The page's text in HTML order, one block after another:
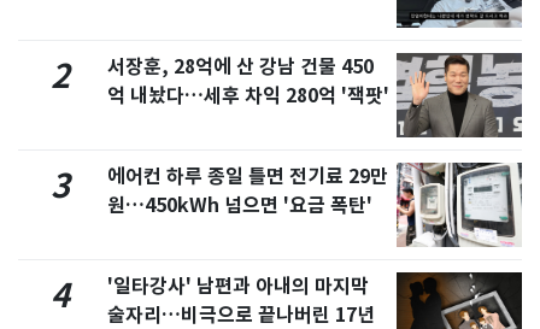
2
서장훈, 28억에 산 강남 건물 450
억 내놨다…세후 차익 280억 '잭팟'
3
에어컨 하루 종일 틀면 전기료 29만
원…450kWh 넘으면 '요금 폭탄'
4
'일타강사' 남편과 아내의 마지막
술자리…비극으로 끝나버린 17년